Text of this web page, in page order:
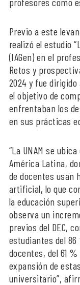
Previo a este
realizó el estudio
(IAGen) en el
Retos y
2024 y fue
el objetivo de
enfrentaban los
en sus prácticas
“La UNAM se
América Latina,
de docentes usan
artificial, lo que
la educación
observa un
previos del DEC,
estudiantes del
docentes, del 61
expansión de
universitario”,